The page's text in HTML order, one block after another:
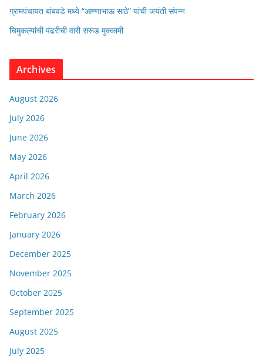
ग्रामपंचायत बांबवडे मध्ये “आण्णाभाऊ साठे” यांची जयंती संपन्न
चिमुकल्यांची पंढरीची वारी सरूड मुक्कामी
Archives
August 2026
July 2026
June 2026
May 2026
April 2026
March 2026
February 2026
January 2026
December 2025
November 2025
October 2025
September 2025
August 2025
July 2025